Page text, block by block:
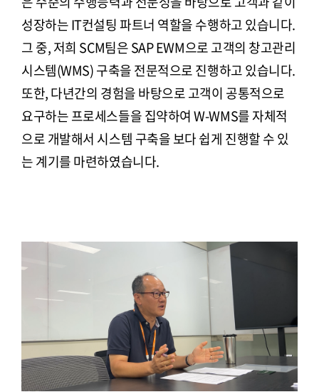
성장하는 IT컨설팅 파트너 역할을 수행하고 있습니다.
그 중, 저희 SCM팀은 SAP EWM으로 고객의 창고관리
시스템(WMS) 구축을 전문적으로 진행하고 있습니다.
또한, 다년간의 경험을 바탕으로 고객이 공통적으로
요구하는 프로세스들을 집약하여 W-WMS를 자체적
으로 개발해서 시스템 구축을 보다 쉽게 진행할 수 있
는 계기를 마련하였습니다.